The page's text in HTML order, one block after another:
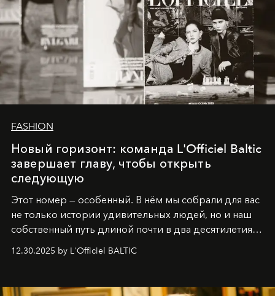
FASHION
Новый горизонт: команда L'Officiel Baltic
завершает главу, чтобы открыть
следующую
Этот номер — особенный. В нём мы собрали для вас
не только истории удивительных людей, но и наш
собственный путь длиной почти в два десятилетия.
Вместо привычного подведения итогов мы от всей
души говорим спасибо каждому, кто был с нами все
самыми искренними пожеланиями и теплом, ваша
12.30.2025 by L'Officiel BALTIC